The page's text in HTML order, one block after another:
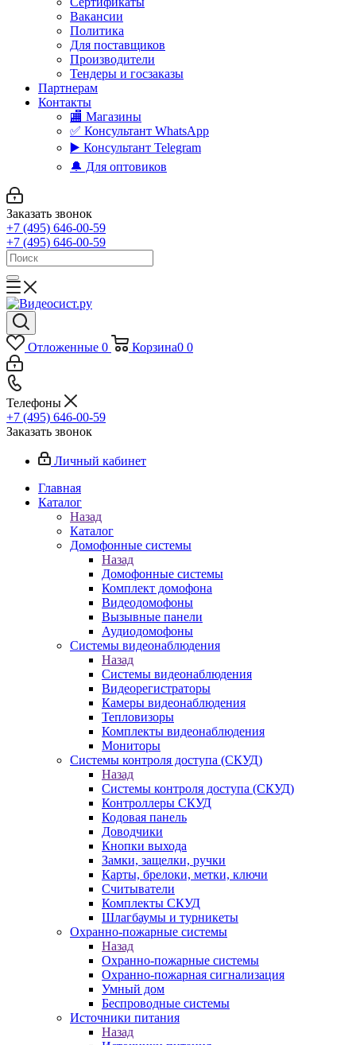
Вакансии
Политика
Для поставщиков
Производители
Тендеры и госзаказы
Партнерам
Контакты
🏬 Магазины
✅️ Консультант WhatsApp
▶️ Консультант Telegram
🔔 Для оптовиков
Заказать звонок
+7 (495) 646-00-59
+7 (495) 646-00-59
Отложенные 0 Корзина0 0
Телефоны
+7 (495) 646-00-59
Заказать звонок
Личный кабинет
Главная
Каталог
Назад
Каталог
Домофонные системы
Назад
Домофонные системы
Комплект домофона
Видеодомофоны
Вызывные панели
Аудиодомофоны
Системы видеонаблюдения
Назад
Системы видеонаблюдения
Видеорегистраторы
Камеры видеонаблюдения
Тепловизоры
Комплекты видеонаблюдения
Мониторы
Системы контроля доступа (СКУД)
Назад
Системы контроля доступа (СКУД)
Контроллеры СКУД
Кодовая панель
Доводчики
Кнопки выхода
Замки, защелки, ручки
Карты, брелоки, метки, ключи
Считыватели
Комплекты СКУД
Шлагбаумы и турникеты
Охранно-пожарные системы
Назад
Охранно-пожарные системы
Охранно-пожарная сигнализация
Умный дом
Беспроводные системы
Источники питания
Назад